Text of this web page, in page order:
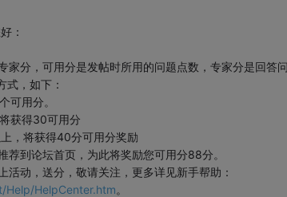
：
家分，可用分是发帖时所用的问题点数，专家分是回答
，如下：
可用分。
获得30可用分
，将获得40分可用分奖励
荐到论坛首页，为此将奖励您可用分88分。
活动，送分，敬请关注，更多详见新手帮助：
HelpCenter.htm。